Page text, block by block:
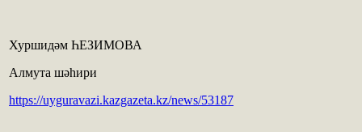
Хуршидәм ҺЕЗИМОВА
Алмута шәһири
https://uyguravazi.kazgazeta.kz/news/53187